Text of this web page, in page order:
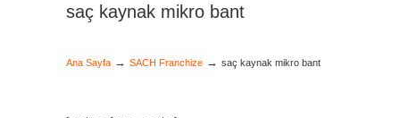
saç kaynak mikro bant
Ana Sayfa → SACH Franchize → saç kaynak mikro bant